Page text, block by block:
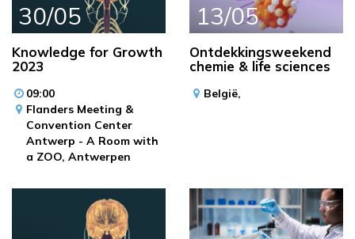
30/05
Knowledge for Growth
2023
09:00
Flanders Meeting &
Convention Center
Antwerp - A Room with
a ZOO, Antwerpen
13/05
Ontdekkingsweekend
chemie & life sciences
België,